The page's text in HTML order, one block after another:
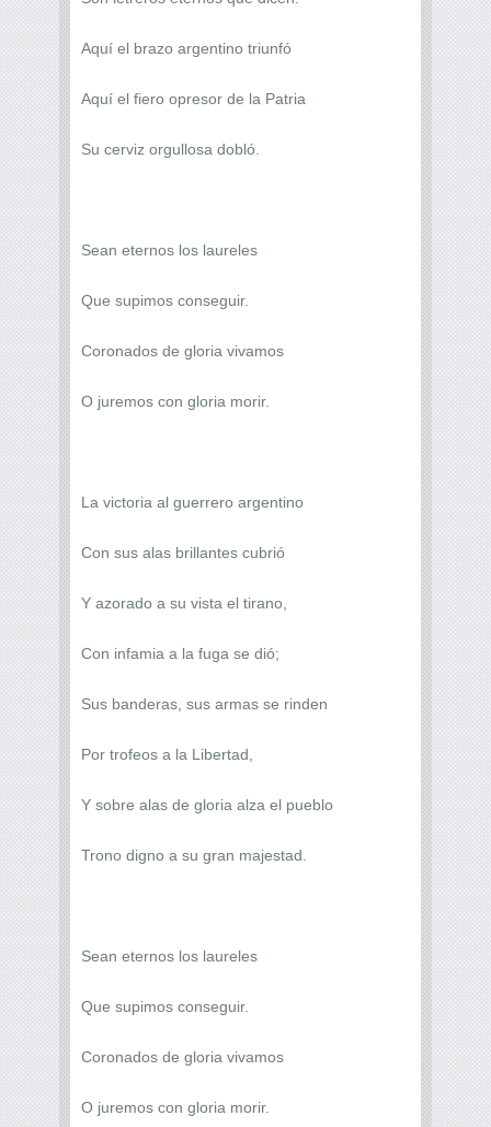
Aquí el brazo argentino triunfó
Aquí el fiero opresor de la Patria
Su cerviz orgullosa dobló.
Sean eternos los laureles
Que supimos conseguir.
Coronados de gloria vivamos
O juremos con gloria morir.
La victoria al guerrero argentino
Con sus alas brillantes cubrió
Y azorado a su vista el tirano,
Con infamia a la fuga se dió;
Sus banderas, sus armas se rinden
Por trofeos a la Libertad,
Y sobre alas de gloria alza el pueblo
Trono digno a su gran majestad.
Sean eternos los laureles
Que supimos conseguir.
Coronados de gloria vivamos
O juremos con gloria morir.